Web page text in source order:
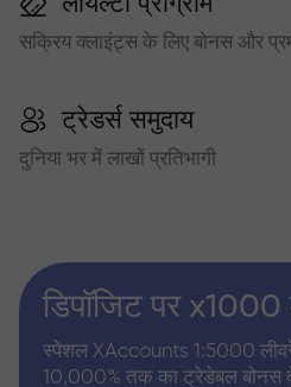
सक्रिय क्लाइंट्स के लिए बोनस और
ट्रेडर्स समुदाय
दुनिया भर में लाखों प्रतिभागी
डिपॉजिट पर
स्पेशल XAccounts 1:5000
10,000% तक का ट्रेडेबल